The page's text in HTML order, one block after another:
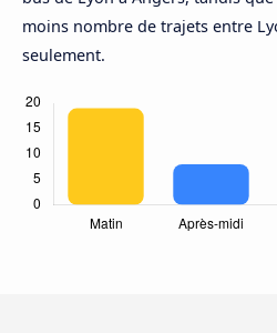
moins nombre de trajets entre
seulement.